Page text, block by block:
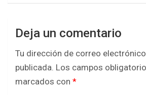
Deja un comentario
Tu dirección de correo
publicada. Los campos
marcados con *